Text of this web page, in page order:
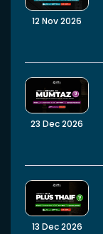
12 Nov 2026
23 Dec 2026
13 Dec 2026